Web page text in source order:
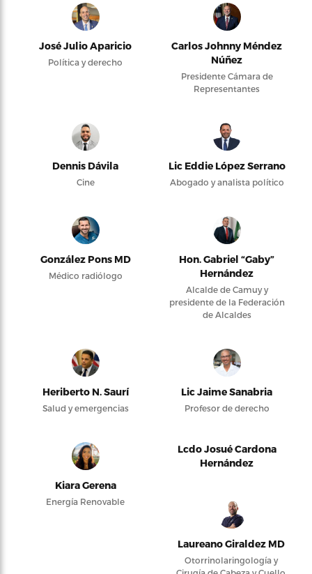
José Julio Aparicio
Política y derecho
Carlos Johnny Méndez
Núñez
Presidente Cámara de
Representantes
Dennis Dávila
Cine
Lic Eddie López Serrano
Abogado y analista político
González Pons MD
Médico radiólogo
Hon. Gabriel “Gaby”
Hernández
Alcalde de Camuy y
presidente de la Federación
de Alcaldes
Heriberto N. Saurí
Salud y emergencias
Lic Jaime Sanabria
Profesor de derecho
Kiara Gerena
Energía Renovable
Lcdo Josué Cardona
Hernández
Laureano Giraldez MD
Otorrinolaringología y